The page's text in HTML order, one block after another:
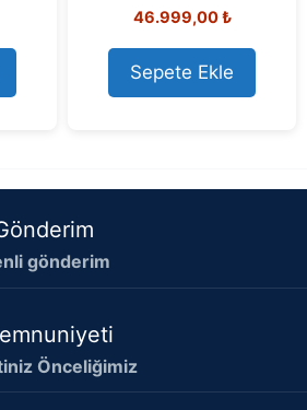
0
o
u
t
o
f
46.999,00₺
Sepete Ekle
gönderim
Önceliğimiz